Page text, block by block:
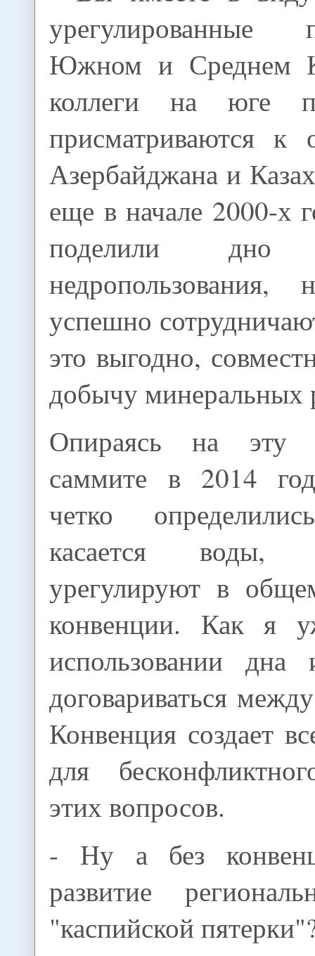
Южном и Среднем
коллеги на юге
присматриваются к
Азербайджана и
еще в начале 2000-х
поделили
успешно
это выгодно,
добычу минеральных
Опираясь на эту
саммите в 2014
четко
касается воды,
урегулируют в
конвенции. Как я
использовании
договариваться
Конвенция создает
для
этих вопросов.
- Ну а без
развитие
"каспийской